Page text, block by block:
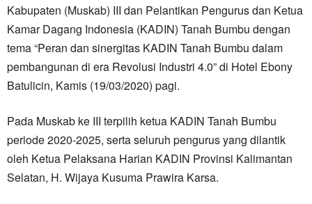
Kabupaten (Muskab) III dan Pelantikan Pengurus dan Ketua
Kamar Dagang Indonesia (KADIN) Tanah Bumbu dengan
tema “Peran dan sinergitas KADIN Tanah Bumbu dalam
pembangunan di era Revolusi Industri 4.0” di Hotel Ebony
Batulicin, Kamis (19/03/2020) pagi.
Pada Muskab ke III terpilih ketua KADIN Tanah Bumbu
periode 2020-2025, serta seluruh pengurus yang dilantik
oleh Ketua Pelaksana Harian KADIN Provinsi Kalimantan
Selatan, H. Wijaya Kusuma Prawira Karsa.